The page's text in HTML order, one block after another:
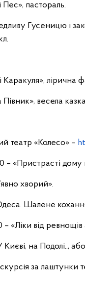
пастораль.
Гусеницю і
лірична
Півник», весела
театр «Колесо» –
– «Пристрасті дому
хворий».
Шалене
– «Ліки від
на Подолі..,
за лаштунки